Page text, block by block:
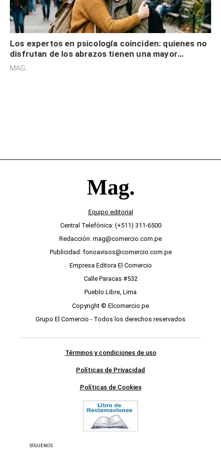
Los expertos en psicología coinciden: quienes no
disfrutan de los abrazos tienen una mayor
sensibilidad a los estímulos físicos y no es por
MAG.
Equipo editorial
Central Telefónica: (+511) 311-6500
Redacción: mag@comercio.com.pe
Publicidad: fonoavisos@comercio.com.pe
Empresa Editora El Comercio
Calle Paracas #532
Pueblo Libre, Lima
Copyright © Elcomercio.pe
Grupo El Comercio - Todos los derechos reservados
Términos y condiciones de uso
Políticas de Privacidad
Políticas de Cookies
SÍGUENOS